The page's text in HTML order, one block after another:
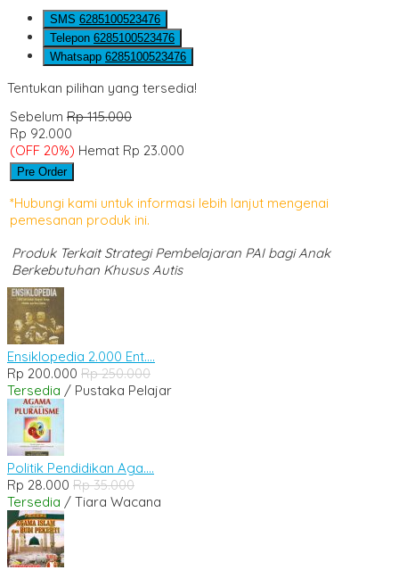
SMS 6285100523476
Telepon 6285100523476
Whatsapp 6285100523476
Tentukan pilihan yang tersedia!
Sebelum Rp 115.000
Rp 92.000
(OFF 20%) Hemat Rp 23.000
Pre Order
*Hubungi kami untuk informasi lebih lanjut mengenai
pemesanan produk ini.
Produk Terkait Strategi Pembelajaran PAI bagi Anak
Berkebutuhan Khusus Autis
Ensiklopedia 2.000 Ent....
Rp 200.000 Rp 250.000
Tersedia / Pustaka Pelajar
Politik Pendidikan Aga....
Rp 28.000 Rp 35.000
Tersedia / Tiara Wacana